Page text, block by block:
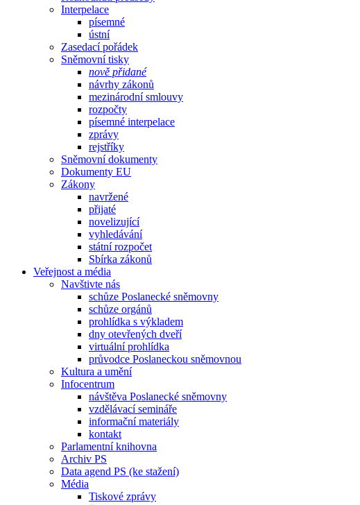
Interpelace
písemné
ústní
Zasedací pořádek
Sněmovní tisky
nově přidané
návrhy zákonů
mezinárodní smlouvy
rozpočty
písemné interpelace
zprávy
rejstříky
Sněmovní dokumenty
Dokumenty EU
Zákony
navržené
přijaté
novelizující
vyhledávání
státní rozpočet
Sbírka zákonů
Veřejnost a média
Navštivte nás
schůze Poslanecké sněmovny
schůze orgánů
prohlídka s výkladem
dny otevřených dveří
virtuální prohlídka
průvodce Poslaneckou sněmovnou
Kultura a umění
Infocentrum
návštěva Poslanecké sněmovny
vzdělávací semináře
informační materiály
kontakt
Parlamentní knihovna
Archiv PS
Data agend PS (ke stažení)
Média
Tiskové zprávy